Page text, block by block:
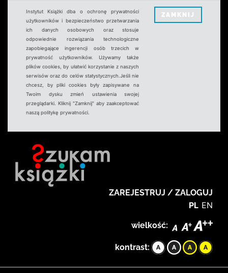
Instytut Książki dba o ochronę prywatności
użytkowników i bezpieczeństwo przetwarzania
ich danych osobowych oraz stosuje
odpowiednie rozwiązania technologiczne
zapobiegające ingerencji osób trzecich w
prywatność użytkowników. Używamy także
plików cookies, by ułatwić korzystanie z naszych
serwisów oraz do celów statystycznych.Jeśli nie
chcesz, by pliki cookies były zapisywane na
Twoim dysku zmień ustawienia swojej
przeglądarki. Kliknij "Zamknij" aby zaakceptować
naszą politykę prywatności.
ZAMKNIJ
ZAREJESTRUJ / ZALOGUJ
PL EN
wielkość:
kontrast: